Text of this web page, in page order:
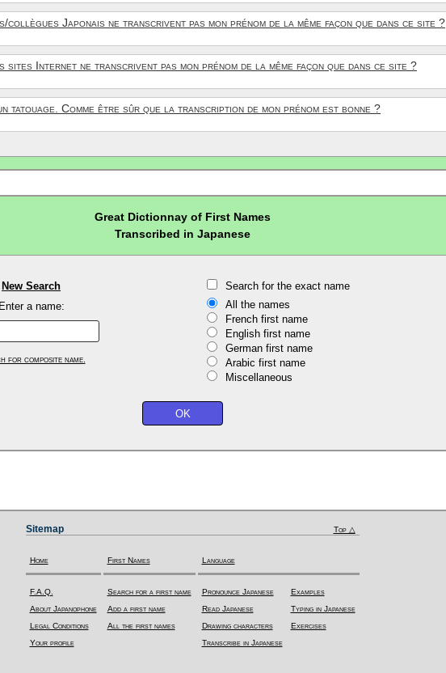
collègues Japonais ne transcrivent pas mon prénom de la même façon que dans ce site ?
sites Internet ne transcrivent pas mon prénom de la même façon que dans ce site ?
tatouage. Comme être sûr que la transcription de mon prénom est bonne ?
Great Dictionnay of First Names
Transcribed in Japanese
New Search
Enter a name:
for composite name.
Search for the exact name
All the names
French first name
English first name
German first name
Arabic first name
Miscellaneous
Sitemap Top △
Home
F.A.Q.
About Japanophone
Legal Conditions
Your profile
First Names
Search for a first name
Add a first name
All the first names
Language
Pronounce Japanese
Read Japanese
Drawing characters
Transcribe in Japanese
Examples
Typing in Japanese
Exercises